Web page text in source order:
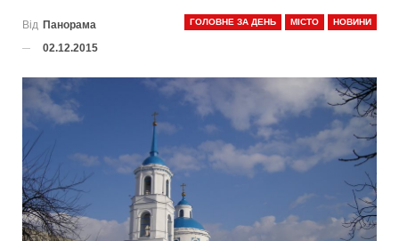
ГОЛОВНЕ ЗА ДЕНЬ МІСТО НОВИНИ
Від Панорама
02.12.2015